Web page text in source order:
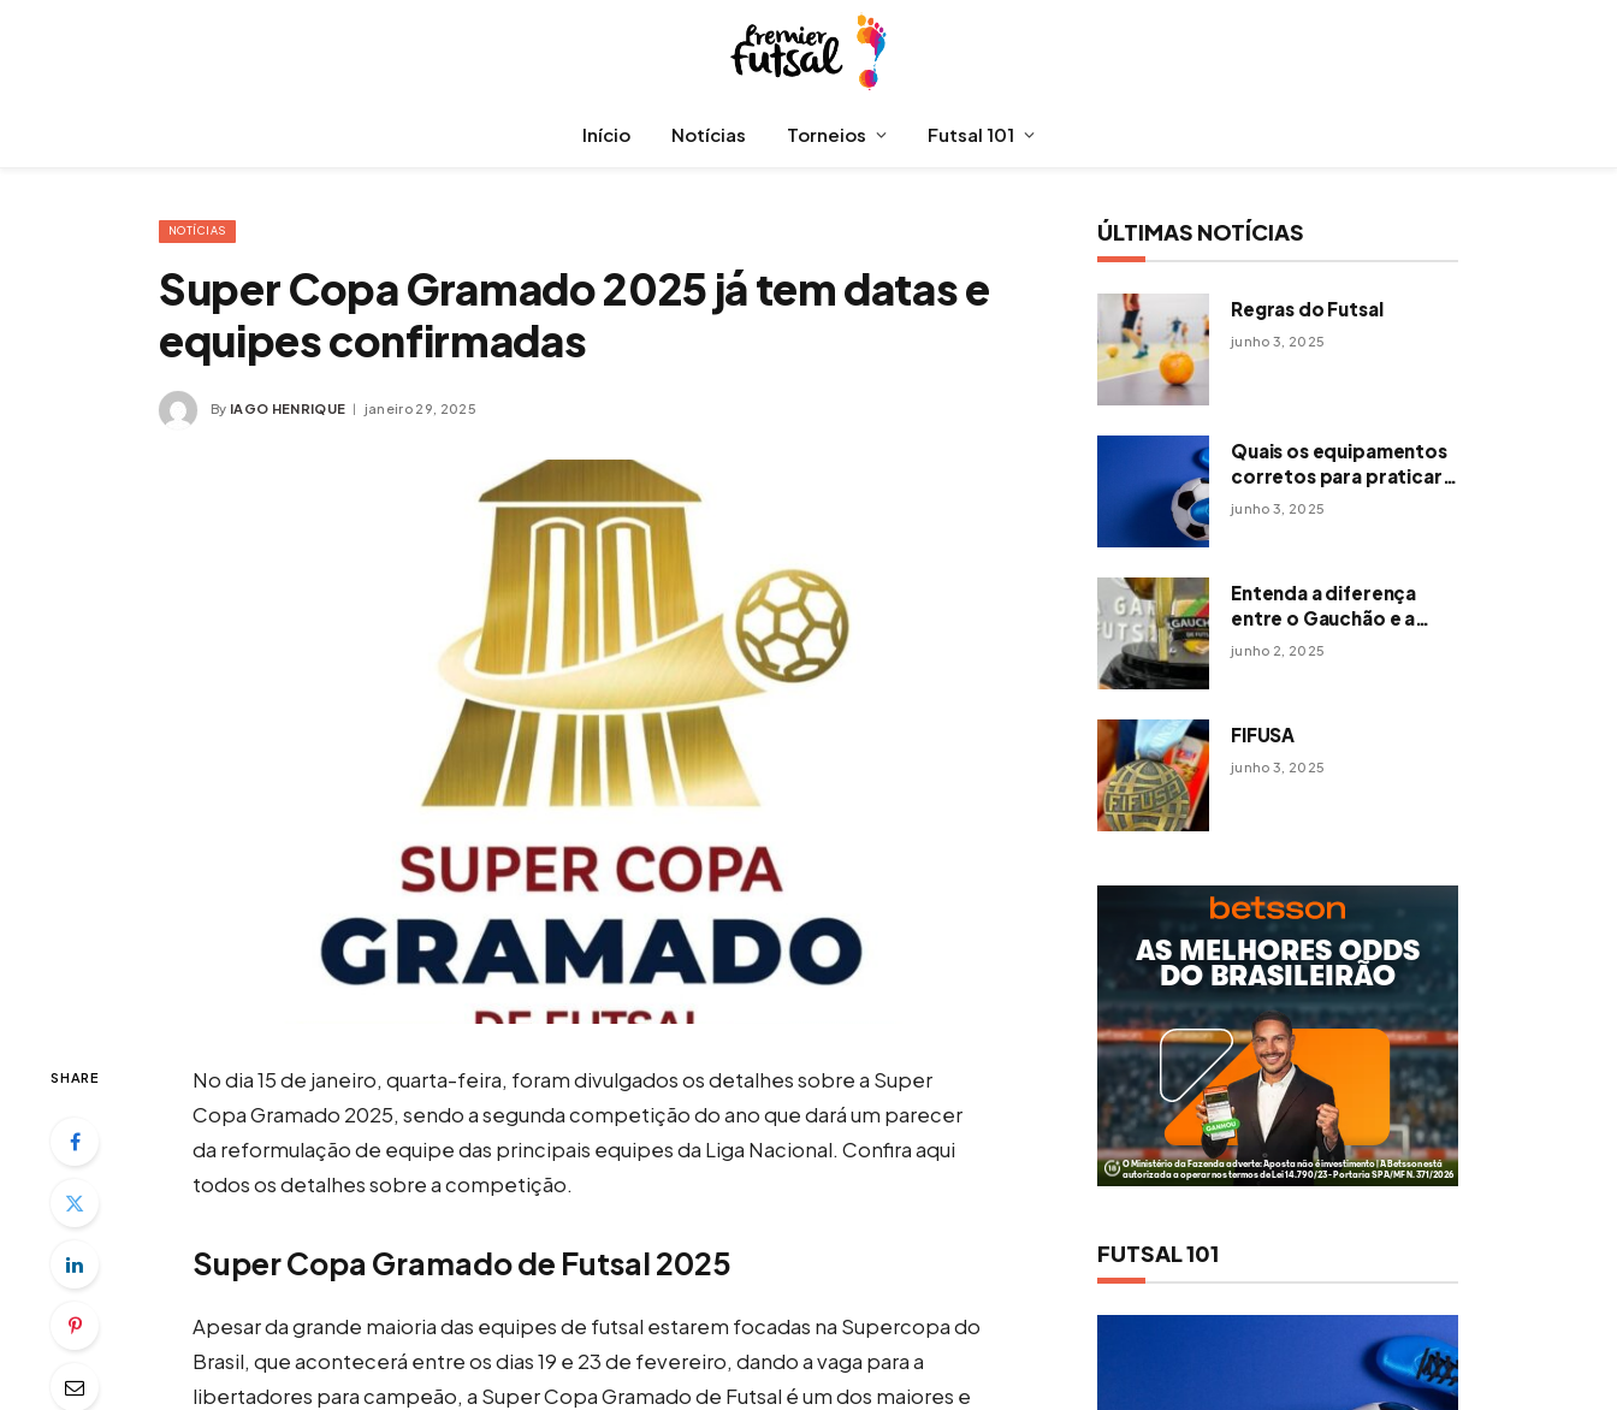
Início Notícias Torneios Futsal 101
NOTÍCIAS
Super Copa Gramado 2025 já tem datas e
equipes confirmadas
By IAGO HENRIQUE janeiro 29, 2025
SHARE
No dia 15 de janeiro, quarta-feira, foram divulgados os detalhes sobre a Super
Copa Gramado 2025, sendo a segunda competição do ano que dará um parecer
da reformulação de equipe das principais equipes da Liga Nacional. Confira aqui
todos os detalhes sobre a competição.
Super Copa Gramado de Futsal 2025
Apesar da grande maioria das equipes de futsal estarem focadas na Supercopa do
Brasil, que acontecerá entre os dias 19 e 23 de fevereiro, dando a vaga para a
libertadores para campeão, a Super Copa Gramado de Futsal é um dos maiores e
ÚLTIMAS NOTÍCIAS
Regras do Futsal
junho 3, 2025
Quais os equipamentos
corretos para praticar
futsal?
junho 3, 2025
Entenda a diferença
entre o Gauchão e a
Série Ouro de Futsal
junho 2, 2025
FIFUSA
junho 3, 2025
FUTSAL 101